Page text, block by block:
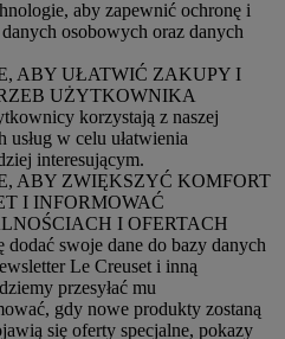
aby zapewnić ochronę i
osobowych oraz danych
ABY UŁATWIĆ ZAKUPY I
UŻYTKOWNIKA
korzystają z naszej
w celu ułatwienia
interesującym.
ABY ZWIĘKSZYĆ KOMFORT
I INFORMOWAĆ
I OFERTACH
swoje dane do bazy danych
Le Creuset i inną
przesyłać mu
gdy nowe produkty zostaną
się oferty specjalne, pokazy